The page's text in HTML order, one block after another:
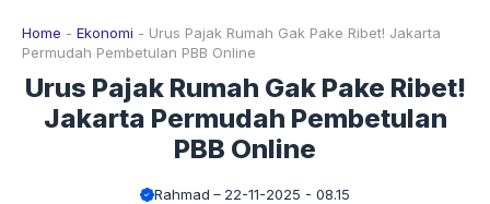
Home - Ekonomi - Urus Pajak Rumah Gak Pake Ribet! Jakarta
Permudah Pembetulan PBB Online
Urus Pajak Rumah Gak Pake Ribet!
Jakarta Permudah Pembetulan
PBB Online
Rahmad 22-11-2025 - 08.15